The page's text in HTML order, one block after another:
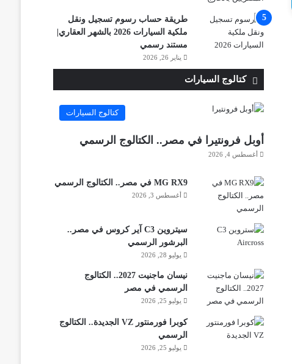
طريقة حساب رسوم تسجيل ونقل
ملكية السيارات 2026 بالشهر العقاري|
مستند رسمي
يناير 26, 2026
كتالوج السيارات
كتالوج السيارات
أوبل فرونتيرا في مصر.. الكتالوج الرسمي
أغسطس 4, 2026
MG RX9 في مصر.. الكتالوج الرسمي
أغسطس 3, 2026
سيتروين C3 آير كروس في مصر..
البرشور الرسمي
يوليو 28, 2026
نيسان ماجنيت 2027.. الكتالوج
الرسمي في مصر
يوليو 25, 2026
كوبرا فورمنتور VZ الجديدة.. الكتالوج
الرسمي
يوليو 25, 2026